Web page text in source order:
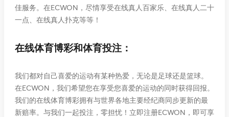
佳服务。在ECWON，尽情享受在线真人百家乐、在线真人二十
一点、在线真人扑克等等！
在线体育博彩和体育投注：
我们都对自己喜爱的运动有某种热爱，无论是足球还是篮球。
在ECWON，我们希望您在享受您喜爱的运动的同时获得回报。
我们的在线体育博彩拥有与世界各地主要经纪商同步更新的最
新赔率。与我们一起投注，零担忧！立即注册ECWON，即可享